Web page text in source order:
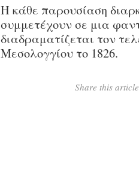
Η κάθε παρουσίαση
συμμετέχουν σε μια
διαδραματίζεται τον
Μεσολογγίου το 1826.
Share this